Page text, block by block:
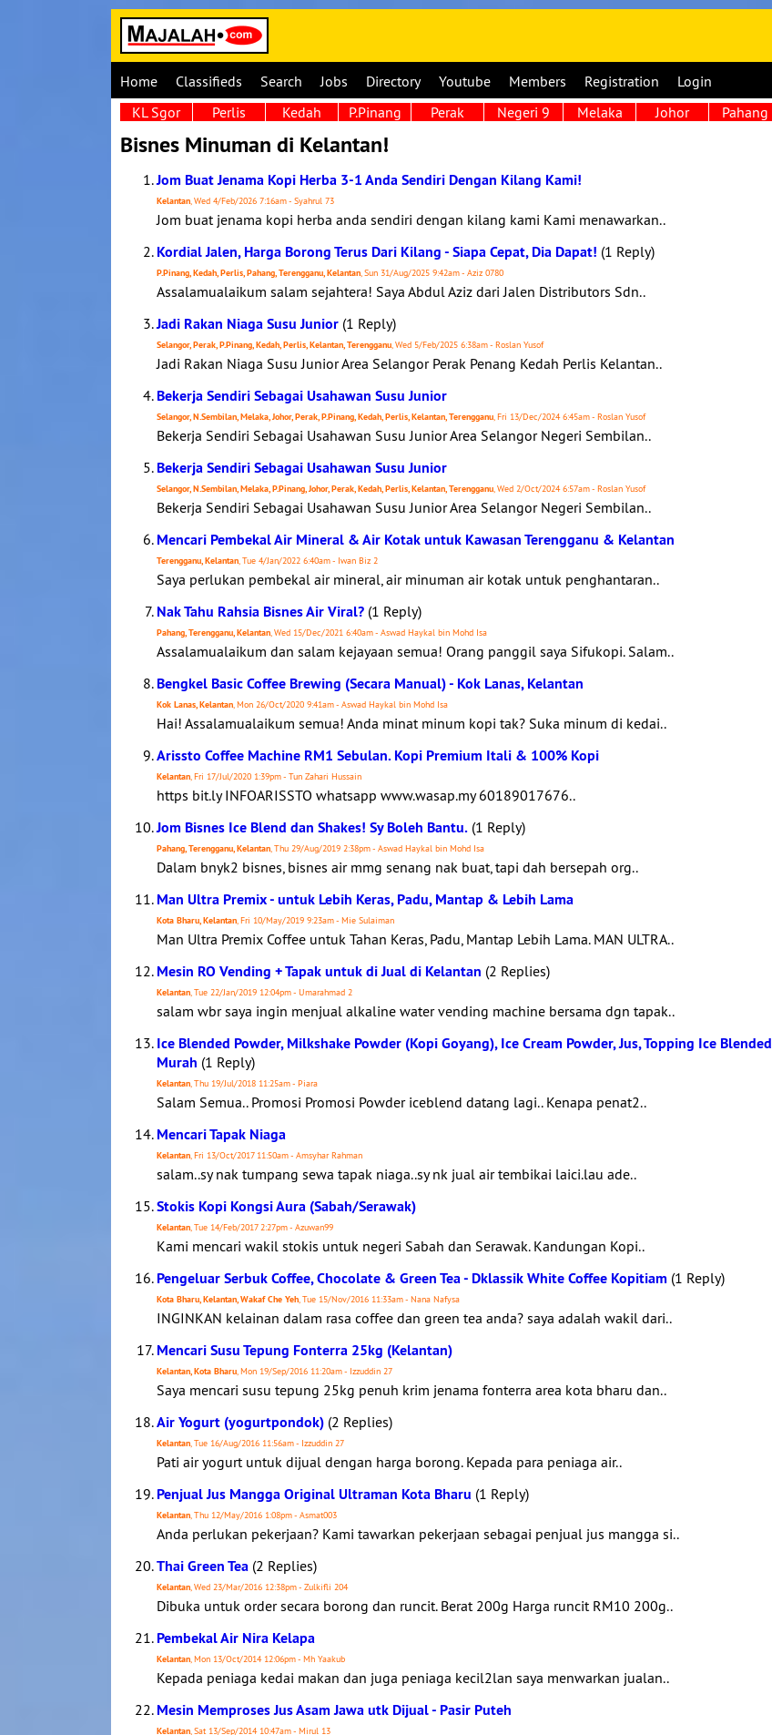
Home Classifieds Search Jobs Directory Youtube Members Registration
Login
KL Sgor
Perlis Kedah P.Pinang Perak Negeri 9 Melaka Johor Pahang
Bisnes Minuman di Kelantan!
Jom Buat Jenama Kopi Herba 3-1 Anda Sendiri Dengan Kilang Kami!
Kelantan, Wed 4/Feb/2026 7:16am - Syahrul 73
Jom buat jenama kopi herba anda sendiri dengan kilang kami Kami menawarkan..
Kordial Jalen, Harga Borong Terus Dari Kilang - Siapa Cepat, Dia Dapat! (1 Reply)
P.Pinang, Kedah, Perlis, Pahang, Terengganu, Kelantan, Sun 31/Aug/2025 9:42am - Aziz 0780
Assalamualaikum salam sejahtera! Saya Abdul Aziz dari Jalen Distributors Sdn..
Jadi Rakan Niaga Susu Junior (1 Reply)
Selangor, Perak, P.Pinang, Kedah, Perlis, Kelantan, Terengganu, Wed 5/Feb/2025 6:38am - Roslan Yusof
Jadi Rakan Niaga Susu Junior Area Selangor Perak Penang Kedah Perlis Kelantan..
Bekerja Sendiri Sebagai Usahawan Susu Junior
Selangor, N.Sembilan, Melaka, Johor, Perak, P.Pinang, Kedah, Perlis, Kelantan, Terengganu, Fri 13/Dec/2024 6:45am - Roslan Yusof
Bekerja Sendiri Sebagai Usahawan Susu Junior Area Selangor Negeri Sembilan..
Bekerja Sendiri Sebagai Usahawan Susu Junior
Selangor, N.Sembilan, Melaka, P.Pinang, Johor, Perak, Kedah, Perlis, Kelantan, Terengganu, Wed 2/Oct/2024 6:57am - Roslan Yusof
Bekerja Sendiri Sebagai Usahawan Susu Junior Area Selangor Negeri Sembilan..
Mencari Pembekal Air Mineral & Air Kotak untuk Kawasan Terengganu & Kelantan
Terengganu, Kelantan, Tue 4/Jan/2022 6:40am - Iwan Biz 2
Saya perlukan pembekal air mineral, air minuman air kotak untuk penghantaran..
Nak Tahu Rahsia Bisnes Air Viral? (1 Reply)
Pahang, Terengganu, Kelantan, Wed 15/Dec/2021 6:40am - Aswad Haykal bin Mohd Isa
Assalamualaikum dan salam kejayaan semua! Orang panggil saya Sifukopi. Salam..
Bengkel Basic Coffee Brewing (Secara Manual) - Kok Lanas, Kelantan
Kok Lanas, Kelantan, Mon 26/Oct/2020 9:41am - Aswad Haykal bin Mohd Isa
Hai! Assalamualaikum semua! Anda minat minum kopi tak? Suka minum di kedai..
Arissto Coffee Machine RM1 Sebulan. Kopi Premium Itali & 100% Kopi
Kelantan, Fri 17/Jul/2020 1:39pm - Tun Zahari Hussain
https bit.ly INFOARISSTO whatsapp www.wasap.my 60189017676..
Jom Bisnes Ice Blend dan Shakes! Sy Boleh Bantu. (1 Reply)
Pahang, Terengganu, Kelantan, Thu 29/Aug/2019 2:38pm - Aswad Haykal bin Mohd Isa
Dalam bnyk2 bisnes, bisnes air mmg senang nak buat, tapi dah bersepah org..
Man Ultra Premix - untuk Lebih Keras, Padu, Mantap & Lebih Lama
Kota Bharu, Kelantan, Fri 10/May/2019 9:23am - Mie Sulaiman
Man Ultra Premix Coffee untuk Tahan Keras, Padu, Mantap Lebih Lama. MAN ULTRA..
Mesin RO Vending + Tapak untuk di Jual di Kelantan (2 Replies)
Kelantan, Tue 22/Jan/2019 12:04pm - Umarahmad 2
salam wbr saya ingin menjual alkaline water vending machine bersama dgn tapak..
Ice Blended Powder, Milkshake Powder (Kopi Goyang), Ice Cream Powder, Jus, Topping Ice Blended
Murah (1 Reply)
Kelantan, Thu 19/Jul/2018 11:25am - Piara
Salam Semua.. Promosi Promosi Powder iceblend datang lagi.. Kenapa penat2..
Mencari Tapak Niaga
Kelantan, Fri 13/Oct/2017 11:50am - Amsyhar Rahman
salam..sy nak tumpang sewa tapak niaga..sy nk jual air tembikai laici.lau ade..
Stokis Kopi Kongsi Aura (Sabah/Serawak)
Kelantan, Tue 14/Feb/2017 2:27pm - Azuwan99
Kami mencari wakil stokis untuk negeri Sabah dan Serawak. Kandungan Kopi..
Pengeluar Serbuk Coffee, Chocolate & Green Tea - Dklassik White Coffee Kopitiam (1 Reply)
Kota Bharu, Kelantan, Wakaf Che Yeh, Tue 15/Nov/2016 11:33am - Nana Nafysa
INGINKAN kelainan dalam rasa coffee dan green tea anda? saya adalah wakil dari..
Mencari Susu Tepung Fonterra 25kg (Kelantan)
Kelantan, Kota Bharu, Mon 19/Sep/2016 11:20am - Izzuddin 27
Saya mencari susu tepung 25kg penuh krim jenama fonterra area kota bharu dan..
Air Yogurt (yogurtpondok) (2 Replies)
Kelantan, Tue 16/Aug/2016 11:56am - Izzuddin 27
Pati air yogurt untuk dijual dengan harga borong. Kepada para peniaga air..
Penjual Jus Mangga Original Ultraman Kota Bharu (1 Reply)
Kelantan, Thu 12/May/2016 1:08pm - Asmat003
Anda perlukan pekerjaan? Kami tawarkan pekerjaan sebagai penjual jus mangga si..
Thai Green Tea (2 Replies)
Kelantan, Wed 23/Mar/2016 12:38pm - Zulkifli 204
Dibuka untuk order secara borong dan runcit. Berat 200g Harga runcit RM10 200g..
Pembekal Air Nira Kelapa
Kelantan, Mon 13/Oct/2014 12:06pm - Mh Yaakub
Kepada peniaga kedai makan dan juga peniaga kecil2lan saya menwarkan jualan..
Mesin Memproses Jus Asam Jawa utk Dijual - Pasir Puteh
Kelantan, Sat 13/Sep/2014 10:47am - Mirul 13